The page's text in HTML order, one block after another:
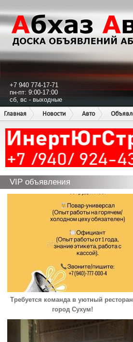
+7 940 774-17-71
пн-пт: 9:00-17:00
сб, вс - выходные
Главная
Новости Авто
VIP объявления
Требуется команда в уютный
город Сухум!